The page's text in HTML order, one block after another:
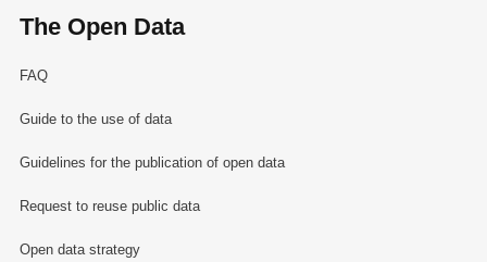
The Open Data
FAQ
Guide to the use of data
Guidelines for the publication of open data
Request to reuse public data
Open data strategy